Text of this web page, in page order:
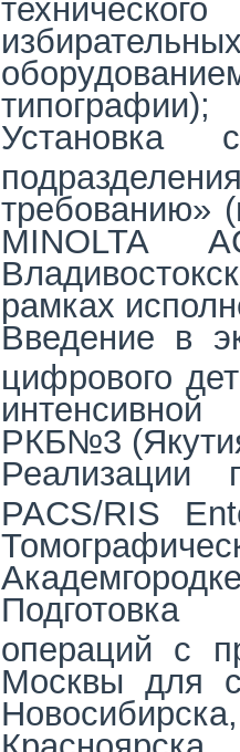
типографии);
Установка
требованию»
MINOLTA
рамках
Введение в
цифрового
интенсивной
РКБ№3
Реализации
PACS/RIS
Подготовка
операций с
Москвы для